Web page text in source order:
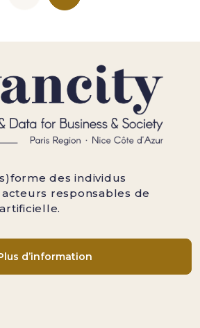
des individus
responsables de
d’information